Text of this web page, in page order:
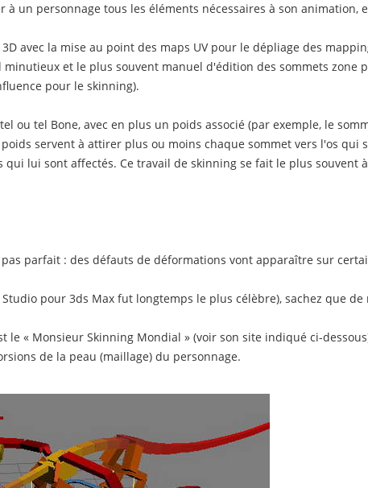
un personnage tous les éléments nécessaires à son animation,
avec la mise au point des maps UV pour le dépliage des
et le plus souvent manuel d'édition des sommets zone
pour le skinning).
ou tel Bone, avec en plus un poids associé (par exemple, le
servent à attirer plus ou moins chaque sommet vers l'os qui
lui sont affectés. Ce travail de skinning se fait le plus souvent
parfait : des défauts de déformations vont apparaître sur
pour 3ds Max fut longtemps le plus célèbre), sachez que de
le « Monsieur Skinning Mondial » (voir son site indiqué ci-
de la peau (maillage) du personnage.